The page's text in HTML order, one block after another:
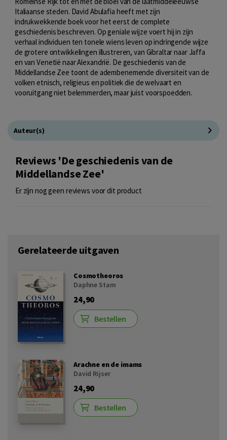
Italiaanse steden. David Abulafia heeft met zijn
indrukwekkende boek voor het eerst de complete
geschiedenis beschreven. Op geniale wijze voert hij in zijn
verhaal individuen ten tonele wiens leven op indringende wijze
de grotere ontwikkelingen illustreren, van Gibraltar naar Jaffa
en van Venetië naar Alexandrië. De geschiedenis van de
Middellandse Zee toont de adembenemende diversiteit van de
volken etnisch, religieus en politiek die de welvaart en
vooruitgang niet belemmerden, maar juist voorspoedden.
Auteur(s)
Reviews 'De geschiedenis van de
Middellandse Zee'
Er zijn nog geen reviews voor dit product
Gerelateerde uitgaven
Cosmotheoros
Daphne Stam
24,90
Bestellen
Arachne en de imams
David Rijser
24,90
Bestellen